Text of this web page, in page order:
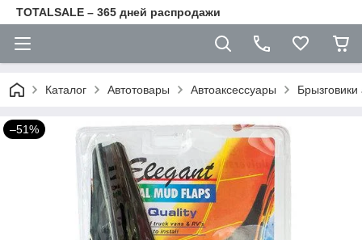
TOTALSALE – 365 дней распродажи
Каталог Автотовары Автоаксессуары
–51%